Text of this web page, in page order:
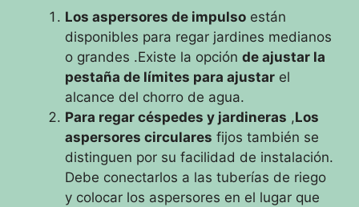
Los aspersores de impulso están
disponibles para regar jardines medianos
o grandes .Existe la opción de ajustar la
pestaña de límites para ajustar el
alcance del chorro de agua.
Para regar céspedes y jardineras ,Los
aspersores circulares fijos también se
distinguen por su facilidad de instalación.
Debe conectarlos a las tuberías de riego
y colocar los aspersores en el lugar que